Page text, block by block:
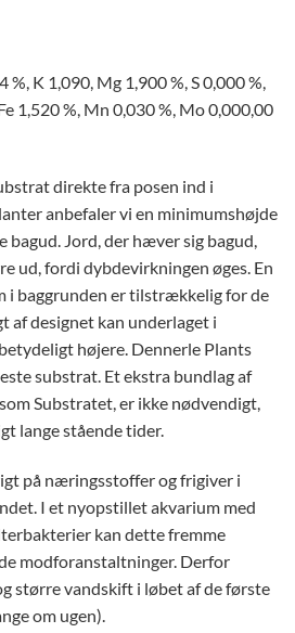
K 1,090, Mg 1,900 %, S 0,000 %,
1,520 %, Mn 0,030 %, Mo 0,000,00
direkte fra posen ind i
anbefaler vi en minimumshøjde
bagud. Jord, der hæver sig bagud,
ud, fordi dybdevirkningen øges. En
i baggrunden er tilstrækkelig for de
af designet kan underlaget i
højere. Dennerle Plants
substrat. Et ekstra bundlag af
Substratet, er ikke nødvendigt,
lange stående tider.
på næringsstoffer og frigiver i
I et nyopstillet akvarium med
kan dette fremme
modforanstaltninger. Derfor
større vandskift i løbet af de første
om ugen).